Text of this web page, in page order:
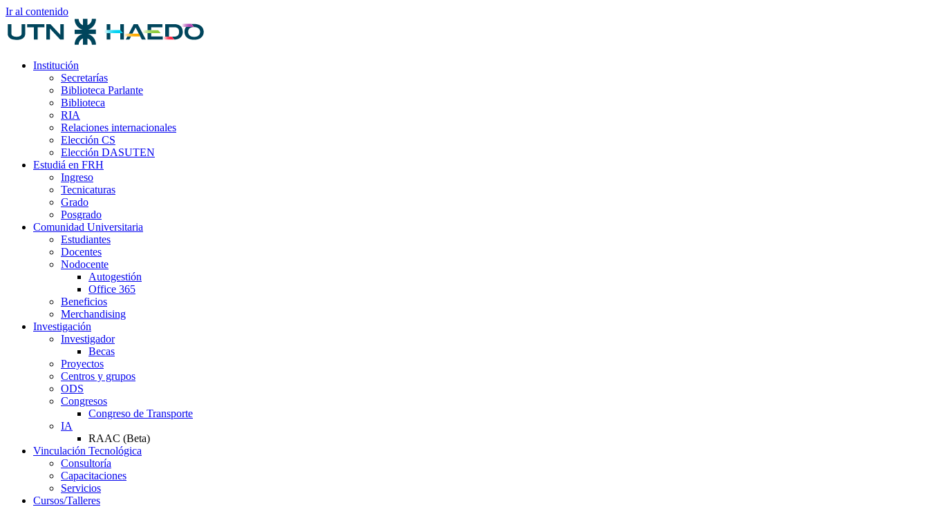
Ir al contenido
Institución
Secretarías
Biblioteca Parlante
Biblioteca
RIA
Relaciones internacionales
Elección CS
Elección DASUTEN
Estudiá en FRH
Ingreso
Tecnicaturas
Grado
Posgrado
Comunidad Universitaria
Estudiantes
Docentes
Nodocente
Autogestión
Office 365
Beneficios
Merchandising
Investigación
Investigador
Becas
Proyectos
Centros y grupos
ODS
Congresos
Congreso de Transporte
IA
RAAC (Beta)
Vinculación Tecnológica
Consultoría
Capacitaciones
Servicios
Cursos/Talleres